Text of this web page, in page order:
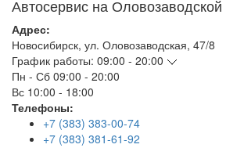
Автосервис на Оловозаводской
Адрес:
Новосибирск, ул. Оловозаводская, 47/8
График работы: 09:00 - 20:00
Пн - Сб 09:00 - 20:00
Вс 10:00 - 18:00
Телефоны:
+7 (383) 383-00-74
+7 (383) 381-61-92